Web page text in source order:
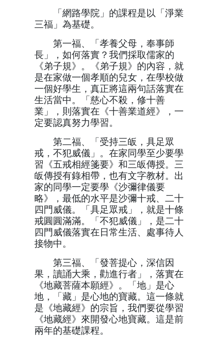
「網路學院」的課程是以「淨業
三福」為基礎。
第一福、「孝養父母，奉事師
長」，如何落實？我們採取儒家的
《弟子規》。《弟子規》的內容，就
是在家做一個孝順的兒女，在學校做
一個好學生，真正將這兩句話落實在
生活當中。「慈心不殺，修十善
業」，則落實在《十善業道經》，一
定要認真努力學習。
第二福、「受持三皈，具足眾
戒，不犯威儀」。在家同學至少要學
習《五戒相經箋要》和三皈傳授。三
皈傳授有錄相帶，也有文字教材。出
家的同學一定要學《沙彌律儀要
略》，最低的水平是沙彌十戒、二十
四門威儀。「具足眾戒」，就是十條
戒圓圓滿滿。「不犯威儀」，是二十
四門威儀落實在日常生活、處事待人
接物中。
第三福、「發菩提心，深信因
果，讀誦大乘，勸進行者」，落實在
《地藏菩薩本願經》。「地」是心
地，「藏」是心地的寶藏。這一條就
是《地藏經》的宗旨，我們要從學習
《地藏經》來開發心地寶藏。這是前
兩年的基礎課程。